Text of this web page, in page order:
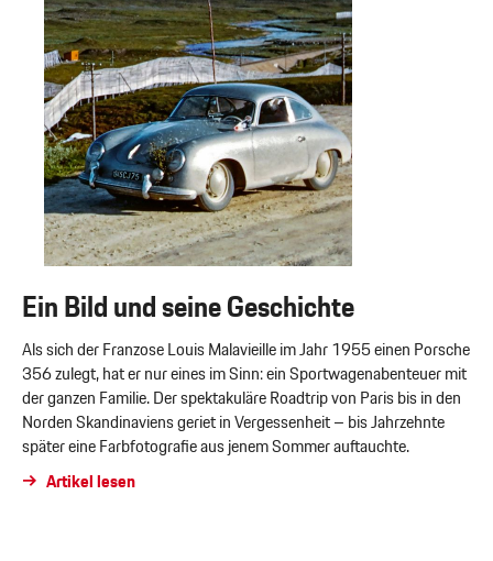
Ein Bild und seine Geschichte
Als sich der Franzose Louis Malavieille im Jahr 1955 einen Porsche
356 zulegt, hat er nur eines im Sinn: ein Sportwagenabenteuer mit
der ganzen Familie. Der spektakuläre Roadtrip von Paris bis in den
Norden Skandinaviens geriet in Vergessenheit – bis Jahrzehnte
später eine Farbfotografie aus jenem Sommer auftauchte.
Artikel lesen